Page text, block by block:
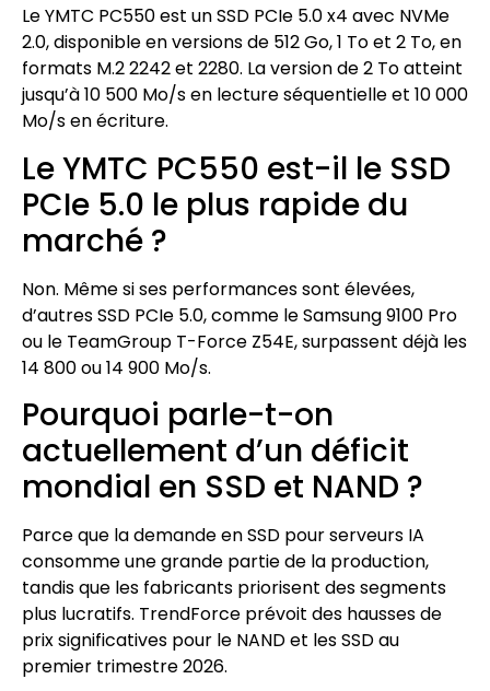
Le YMTC PC550 est un SSD PCIe 5.0 x4 avec NVMe
2.0, disponible en versions de 512 Go, 1 To et 2 To, en
formats M.2 2242 et 2280. La version de 2 To atteint
jusqu’à 10 500 Mo/s en lecture séquentielle et 10 000
Mo/s en écriture.
Le YMTC PC550 est-il le SSD
PCIe 5.0 le plus rapide du
marché ?
Non. Même si ses performances sont élevées,
d’autres SSD PCIe 5.0, comme le Samsung 9100 Pro
ou le TeamGroup T-Force Z54E, surpassent déjà les
14 800 ou 14 900 Mo/s.
Pourquoi parle-t-on
actuellement d’un déficit
mondial en SSD et NAND ?
Parce que la demande en SSD pour serveurs IA
consomme une grande partie de la production,
tandis que les fabricants priorisent des segments
plus lucratifs. TrendForce prévoit des hausses de
prix significatives pour le NAND et les SSD au
premier trimestre 2026.